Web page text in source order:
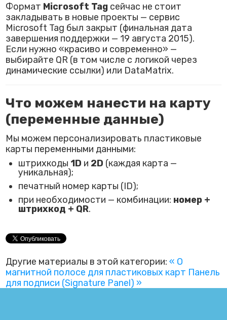
Формат Microsoft Tag сейчас не стоит
закладывать в новые проекты — сервис
Microsoft Tag был закрыт (финальная дата
завершения поддержки — 19 августа 2015).
Если нужно «красиво и современно» —
выбирайте QR (в том числе с логикой через
динамические ссылки) или DataMatrix.
Что можем нанести на карту
(переменные данные)
Мы можем персонализировать пластиковые
карты переменными данными:
штрихкоды 1D и 2D (каждая карта —
уникальная);
печатный номер карты (ID);
при необходимости — комбинации: номер +
штрихкод + QR.
Другие материалы в этой категории: « О
магнитной полосе для пластиковых карт Панель
для подписи (Signature Panel) »